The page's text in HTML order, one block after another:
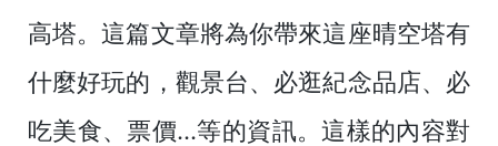
高塔。這篇文章將為你帶來這座晴空塔有
什麼好玩的，觀景台、必逛紀念品店、必
吃美食、票價...等的資訊。這樣的內容對